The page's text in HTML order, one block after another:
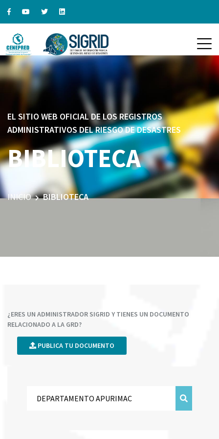
EL SITIO WEB OFICIAL DE LOS REGISTROS
ADMINISTRATIVOS DEL RIESGO DE DESASTRES
BIBLIOTECA
INICIO BIBLIOTECA
¿ERES UN ADMINISTRADOR SIGRID Y TIENES UN DOCUMENTO
RELACIONADO A LA GRD?
PUBLICA TU DOCUMENTO